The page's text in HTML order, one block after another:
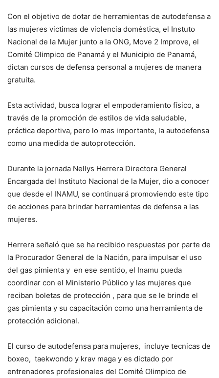
Con el objetivo de dotar de herramientas de autodefensa a
las mujeres victimas de violencia doméstica, el Instuto
Nacional de la Mujer junto a la ONG, Move 2 Improve, el
Comité Olimpico de Panamá y el Municipio de Panamá,
dictan cursos de defensa personal a mujeres de manera
gratuita.
Esta actividad, busca lograr el empoderamiento físico, a
través de la promoción de estilos de vida saludable,
práctica deportiva, pero lo mas importante, la autodefensa
como una medida de autoprotección.
Durante la jornada Nellys Herrera Directora General
Encargada del Instituto Nacional de la Mujer, dio a conocer
que desde el INAMU, se continuará promoviendo este tipo
de acciones para brindar herramientas de defensa a las
mujeres.
Herrera señaló que se ha recibido respuestas por parte de
la Procurador General de la Nación, para impulsar el uso
del gas pimienta y en ese sentido, el Inamu pueda
coordinar con el Ministerio Público y las mujeres que
reciban boletas de protección , para que se le brinde el
gas pimienta y su capacitación como una herramienta de
protección adicional.
El curso de autodefensa para mujeres, incluye tecnicas de
boxeo, taekwondo y krav maga y es dictado por
entrenadores profesionales del Comité Olimpico de